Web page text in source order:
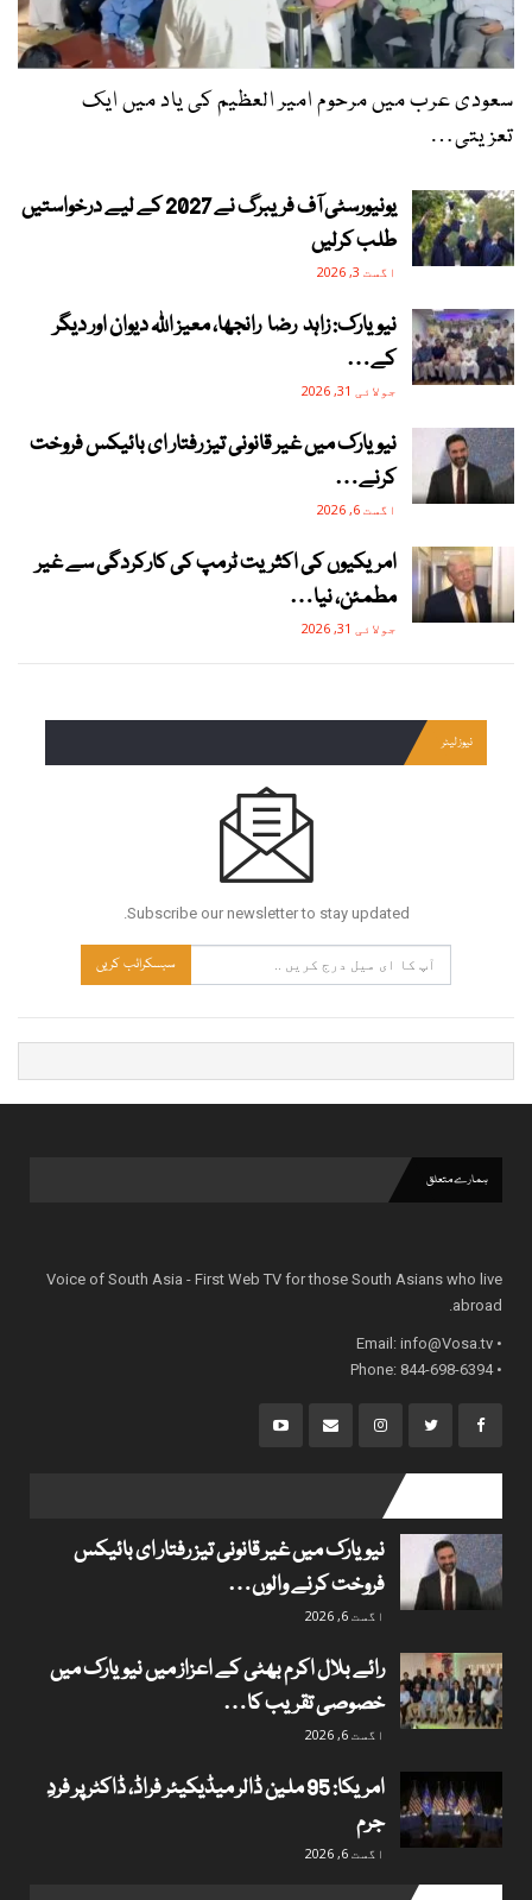
سعودی عرب میں مرحوم امیر العظیم کی یاد میں ایک
تعزیتی…
یونیورسٹی آف فریبرگ نے 2027 کے لیے درخواستیں
طلب کرلیں
اگست 3, 2026
نیویارک: زاہد رضا رانجھا، معیز اللہ دیوان اور دیگر
کے…
جولائی 31, 2026
نیویارک میں غیر قانونی تیز رفتار ای بائیکس فروخت
کرنے…
اگست 6, 2026
امریکیوں کی اکثریت ٹرمپ کی کارکردگی سے غیر
مطمئن، نیا…
جولائی 31, 2026
نیوز لیٹر
Subscribe our newsletter to stay updated.
سبسکرائب کریں
ہمارے متعلق
Voice of South Asia - First Web TV for those South Asians who live
abroad.
• Email:
info@Vosa.tv
• Phone: 844-698-6394
نیویارک میں غیر قانونی تیز رفتار ای بائیکس
فروخت کرنے والوں…
اگست 6, 2026
رائے بلال اکرم بھٹی کے اعزاز میں نیویارک میں
خصوصی تقریب کا…
اگست 6, 2026
امریکا: 95 ملین ڈالر میڈیکیئر فراڈ، ڈاکٹر پر فردِ
جرم
اگست 6, 2026